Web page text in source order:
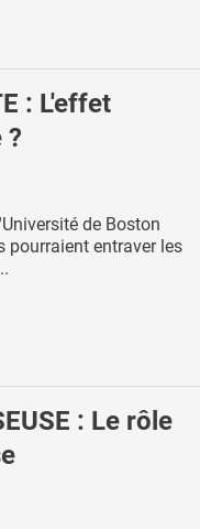
: L'effet
?
de Boston
pourraient entraver les
: Le rôle